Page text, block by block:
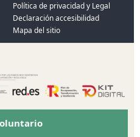
Política de privacidad y Legal
Declaración accesibilidad
Mapa del sitio
«Next Generation EU»